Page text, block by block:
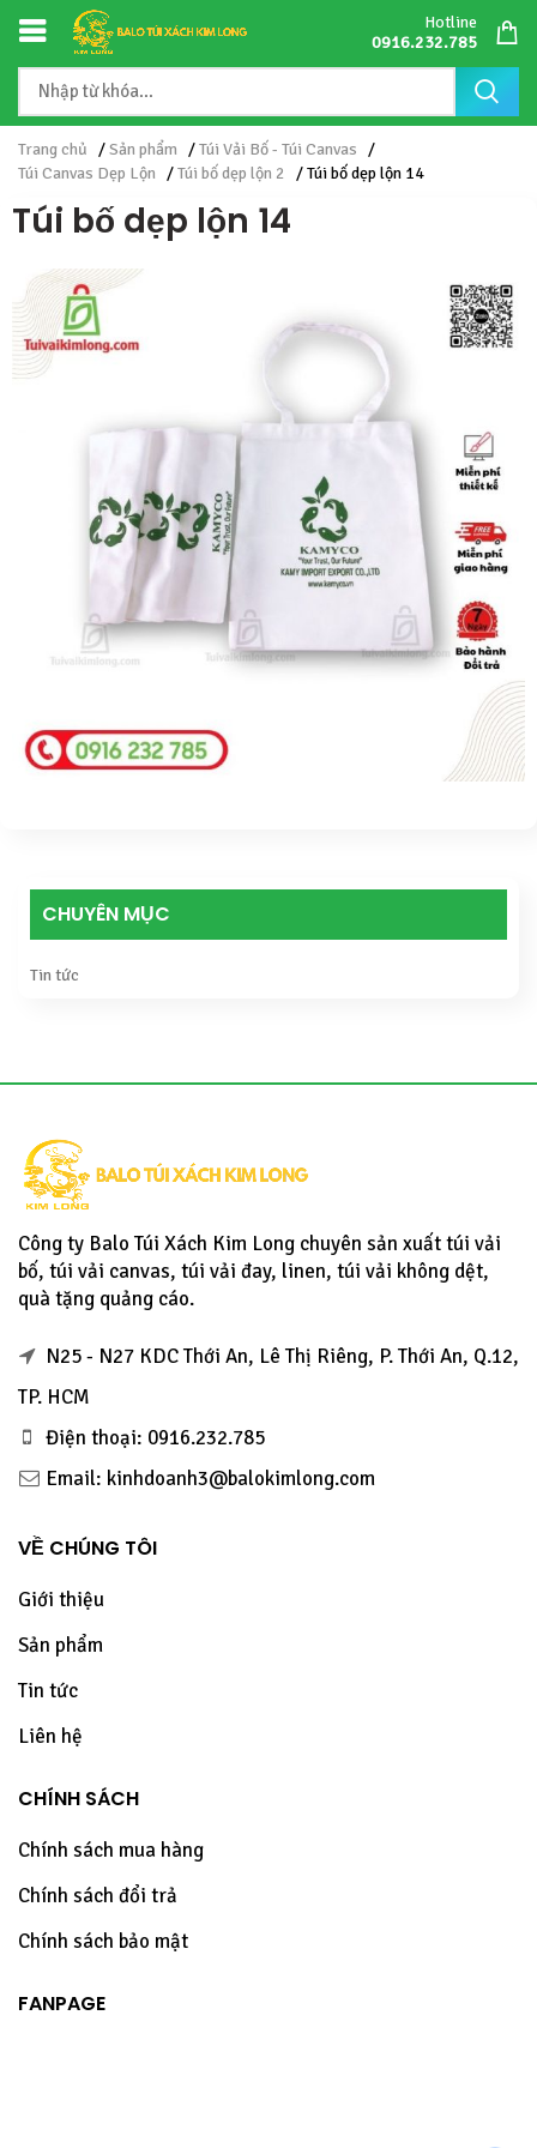
Hotline
0916.232.785
Trang chủ /Sản phẩm /Túi Vải Bố - Túi Canvas /
Túi Canvas Dẹp Lộn /Túi bố dẹp lộn 2 / Túi bố dẹp lộn 14
Túi bố dẹp lộn 14
CHUYÊN MỤC
Tin tức
Công ty Balo Túi Xách Kim Long chuyên sản xuất túi vải
bố, túi vải canvas, túi vải đay, linen, túi vải không dệt,
quà tặng quảng cáo.
N25 - N27 KDC Thới An, Lê Thị Riêng, P. Thới An, Q.12,
TP. HCM
Điện thoại: 0916.232.785
Email: kinhdoanh3@balokimlong.com
VỀ CHÚNG TÔI
Giới thiệu
Sản phẩm
Tin tức
Liên hệ
CHÍNH SÁCH
Chính sách mua hàng
Chính sách đổi trả
Chính sách bảo mật
FANPAGE